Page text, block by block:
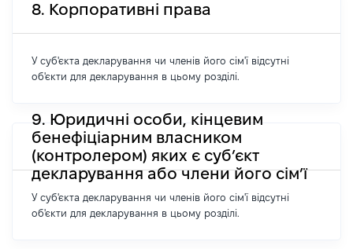
8. Корпоративні права
У суб'єкта декларування чи членів його сім'ї відсутні
об'єкти для декларування в цьому розділі.
9. Юридичні особи, кінцевим
бенефіціарним власником
(контролером) яких є суб’єкт
декларування або члени його сім’ї
У суб'єкта декларування чи членів його сім'ї відсутні
об'єкти для декларування в цьому розділі.